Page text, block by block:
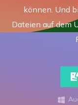
können. Und
Dateien auf dem
